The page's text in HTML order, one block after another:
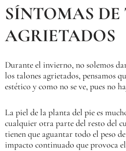
SÍNTOMAS DE
AGRIETADOS
Durante el invierno, no solemos
los talones agrietados, pensamos
estético y como no se ve, pues no
La piel de la planta del pie es
cualquier otra parte del resto del
tienen que aguantar todo el peso
impacto continuado que provoca